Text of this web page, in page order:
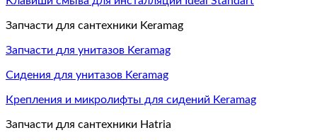
Запчасти для сантехники Keramag
Запчасти для унитазов Keramag
Сидения для унитазов Keramag
Крепления и микролифты для сидений Keramag
Запчасти для сантехники Hatria